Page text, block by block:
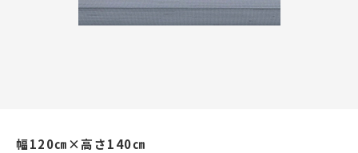
幅120㎝×高さ140㎝